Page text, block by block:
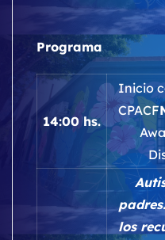
Programa
14:00 hs.
Inicio
CPACF
los